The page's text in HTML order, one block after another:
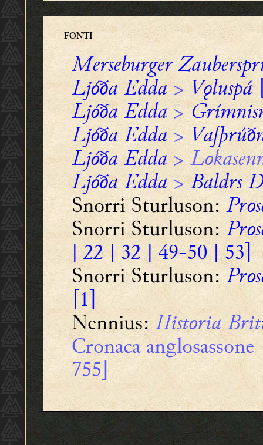
FONTI
Merseburger
Ljóða Edda > Vǫluspá
Ljóða Edda >
Ljóða Edda>
Ljóða Edda >
Ljóða Edda >Baldrs
Snorri Sturluson:
Snorri Sturluson:
| 22 | 32 | 49-50 | 53]
Snorri Sturluson:
[1]
Nennius: Historia
Cronaca
755]